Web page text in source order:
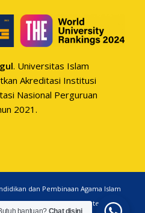
. Universitas Islam
Akreditasi Institusi
Nasional Perguruan
2021.
dan Pembinaan Agama Islam
Sangkalan| Konten
bantuan? Chat disini